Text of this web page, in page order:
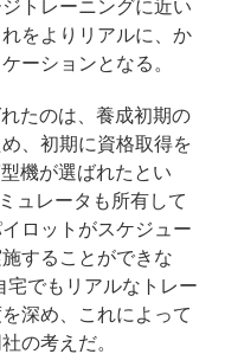
トレーニングに近い
をよりリアルに、か
ーションとなる。
たのは、養成初期の
、初期に資格取得を
機が選ばれたとい
ュレータも所有して
ロットがスケジュー
することができな
でもリアルなトレー
深め、これによって
の考えだ。